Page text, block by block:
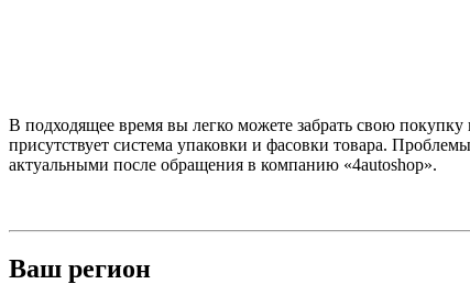
В подходящее время вы легко можете забрать свою
присутствует система упаковки и фасовки товара.
актуальными после обращения в компанию «4autoshop».
Ваш регион